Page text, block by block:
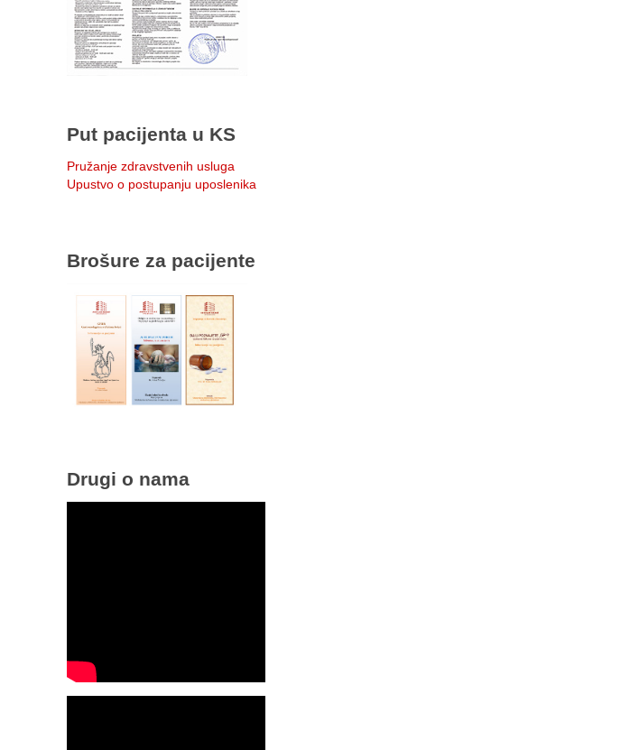
Put pacijenta u KS
Pružanje zdravstvenih usluga
Upustvo o postupanju uposlenika
Brošure za pacijente
Drugi o nama